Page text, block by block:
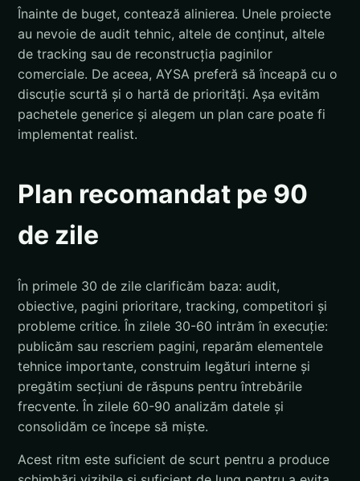
Înainte de buget, contează alinierea. Unele proiecte
au nevoie de audit tehnic, altele de conținut, altele
de tracking sau de reconstrucția paginilor
comerciale. De aceea, AYSA preferă să înceapă cu o
discuție scurtă și o hartă de priorități. Așa evităm
pachetele generice și alegem un plan care poate fi
implementat realist.
Plan recomandat pe 90
de zile
În primele 30 de zile clarificăm baza: audit,
obiective, pagini prioritare, tracking, competitori și
probleme critice. În zilele 30-60 intrăm în execuție:
publicăm sau rescriem pagini, reparăm elementele
tehnice importante, construim legături interne și
pregătim secțiuni de răspuns pentru întrebările
frecvente. În zilele 60-90 analizăm datele și
consolidăm ce începe să miște.
Acest ritm este suficient de scurt pentru a produce